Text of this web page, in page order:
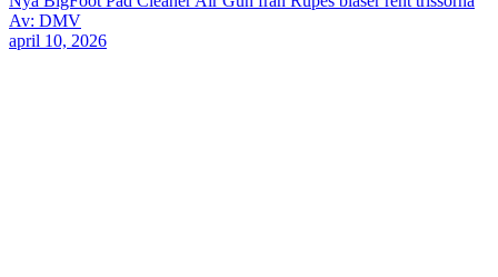
Av: DMV
april 10, 2026